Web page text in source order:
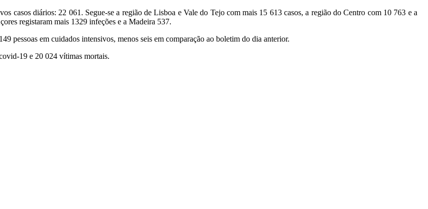
casos diários: 22 061. Segue-se a região de Lisboa e Vale do Tejo com mais 15 613 casos, a região do Centro com 10 763 e a
registaram mais 1329 infeções e a Madeira 537.
pessoas em cuidados intensivos, menos seis em comparação ao boletim do dia anterior.
19 e 20 024 vítimas mortais.